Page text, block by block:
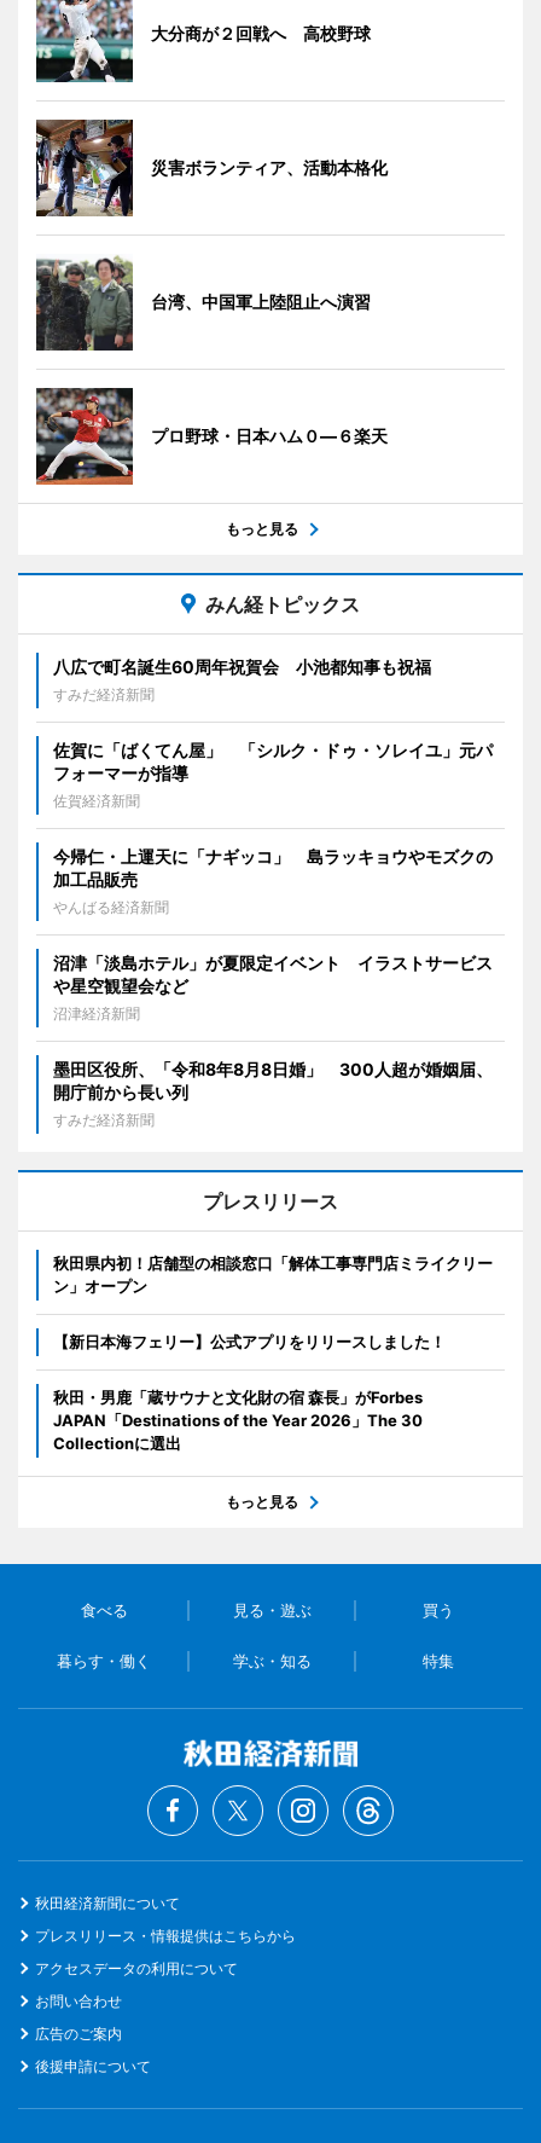
大分商が２回戦へ 高校野球
災害ボランティア、活動本格化
台湾、中国軍上陸阻止へ演習
プロ野球・日本ハム０―６楽天
もっと見る
みん経トピックス
八広で町名誕生60周年祝賀会 小池都知事も祝福
すみだ経済新聞
佐賀に「ばくてん屋」 「シルク・ドゥ・ソレイユ」元パ
フォーマーが指導
佐賀経済新聞
今帰仁・上運天に「ナギッコ」 島ラッキョウやモズクの
加工品販売
やんばる経済新聞
沼津「淡島ホテル」が夏限定イベント イラストサービス
や星空観望会など
沼津経済新聞
墨田区役所、「令和8年8月8日婚」 300人超が婚姻届、
開庁前から長い列
すみだ経済新聞
プレスリリース
秋田県内初！店舗型の相談窓口「解体工事専門店ミライクリー
ン」オープン
【新日本海フェリー】公式アプリをリリースしました！
秋田・男鹿「蔵サウナと文化財の宿 森長」がForbes
JAPAN「Destinations of the Year 2026」The 30
Collectionに選出
もっと見る
食べる 見る・遊ぶ 買う
暮らす・働く 学ぶ・知る 特集
秋田経済新聞について
プレスリリース・情報提供はこちらから
アクセスデータの利用について
お問い合わせ
広告のご案内
後援申請について